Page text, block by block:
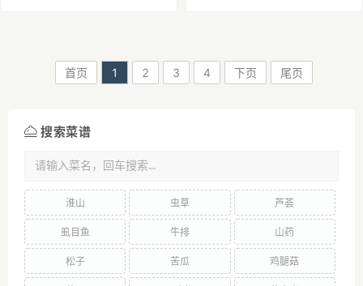
首页 1 2 3 4 下页 尾页
搜索菜谱
淮山 虫草 芦荟
虱目鱼 牛排 山药
松子 苦瓜 鸡腿菇